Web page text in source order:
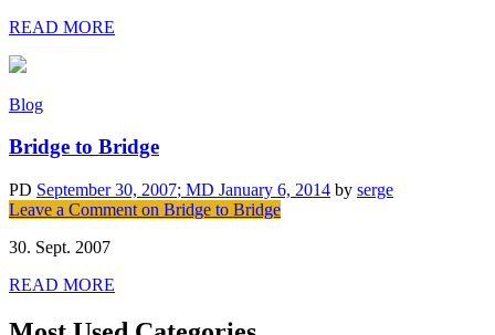
READ MORE
Blog
Bridge to Bridge
PD September 30, 2007; MD January 6, 2014 by serge
Leave a Comment on Bridge to Bridge
30. Sept. 2007
READ MORE